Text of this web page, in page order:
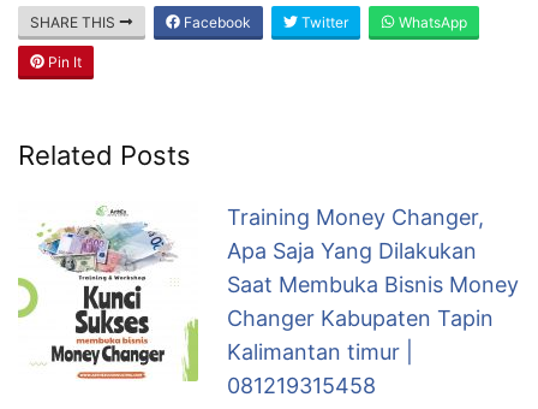
SHARE THIS Facebook Twitter WhatsApp
Pin It
Related Posts
Training Money Changer,
Apa Saja Yang Dilakukan
Saat Membuka Bisnis Money
Changer Kabupaten Tapin
Kalimantan timur |
081219315458